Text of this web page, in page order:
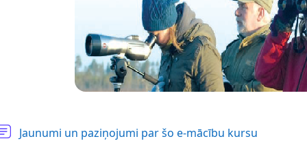
Jaunumi un paziņojumi par šo e-mācību kursu